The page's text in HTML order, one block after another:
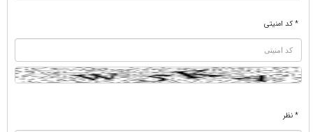
* کد امنیتی
* نظر